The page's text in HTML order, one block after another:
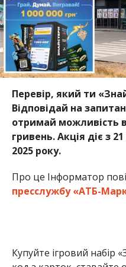
Перевір, який ти
Відповідай на
отримай можливість
гривень. Акція діє з
2025 року.
Про це Інформатор
пресслужбу «АТБ-
Купуйте ігровий набір